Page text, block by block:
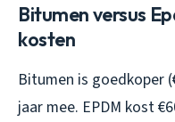
Bitumen versus
kosten
Bitumen is goedkoper
jaar mee. EPDM kost